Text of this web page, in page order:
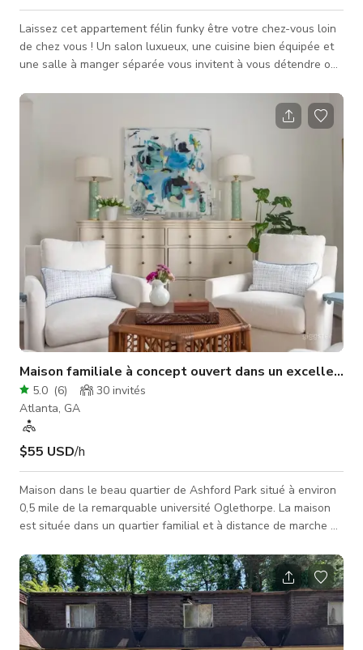
Laissez cet appartement félin funky être votre chez-vous loin
de chez vous ! Un salon luxueux, une cuisine bien équipée et
une salle à manger séparée vous invitent à vous détendre ou
chambre chic, un bureau spacieux avec un canapé-lit (un rêve
pour le télétravail), et une salle de bain partagée avec une
baignoire sur pieds turquoise à ne pas manquer. Situé dans
une rue calme à seulement quelques pâtés de maisons de tou
Maison familiale à concept ouvert dans un excellent
5.0 (6) 30 invités
Atlanta, GA
$55 USD/h
Maison dans le beau quartier de Ashford Park situé à environ
0,5 mile de la remarquable université Oglethorpe. La maison
est située dans un quartier familial et à distance de marche de
concept ouvert comprend une salle à manger
surdimensionnée, un grand salon menant à la terrasse, et une
cuisine récemment rénovée avec un grand îlot. À côté de la
cuisine se trouve un salon pour adultes. Mobilier neuf et mis à
jour dans t